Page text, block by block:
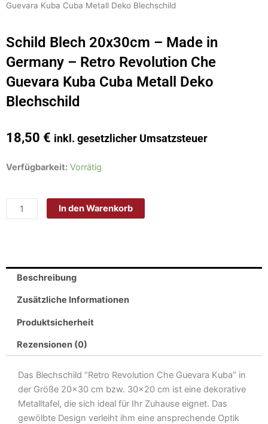
Guevara Kuba Cuba Metall Deko Blechschild
Schild Blech 20x30cm – Made in
Germany – Retro Revolution Che
Guevara Kuba Cuba Metall Deko
Blechschild
18,50 € inkl. gesetzlicher Umsatzsteuer
Verfügbarkeit: Vorrätig
Schild
-
Retro
Revolution
Guevara
Kuba
Cuba
Deko
Blechschild
Menge
In den Warenkorb
Beschreibung
Zusätzliche Informationen
Produktsicherheit
Rezensionen (0)
Das Blechschild “Retro Revolution Che Guevara Kuba” in
der Größe 20×30 cm bzw. 30×20 cm ist eine dekorative
Metalltafel, die sich ideal für Ihr Zuhause eignet. Das
gewölbte Design verleiht ihm eine ansprechende Optik